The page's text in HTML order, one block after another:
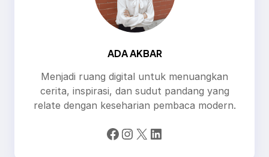
ADA AKBAR
Menjadi ruang digital untuk menuangkan
cerita, inspirasi, dan sudut pandang yang
relate dengan keseharian pembaca modern.
Facebook Instagram X LinkedIn